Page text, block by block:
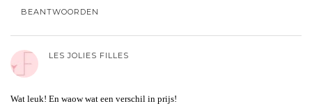
BEANTWOORDEN
LES JOLIES FILLES
Wat leuk! En waow wat een verschil in prijs!